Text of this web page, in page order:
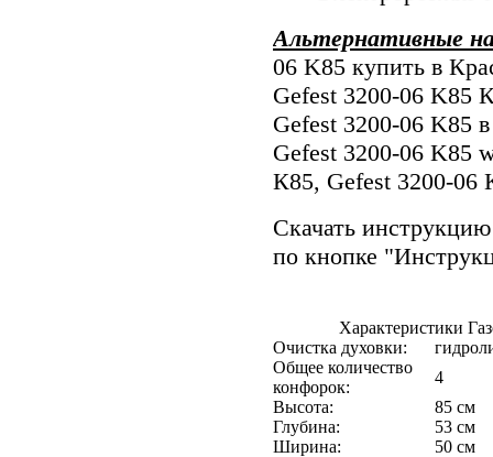
Альтернативные
06 K85 купить в
Gefest 3200-06 K85
Gefest 3200-06 K85
Gefest 3200-06 K85
К85, Gefest 3200-06
Скачать
по кнопке
Характеристики
Очистка духовки:
Общее количество
конфорок:
4
Высота:
85 см
Глубина:
53 см
Ширина:
50 см